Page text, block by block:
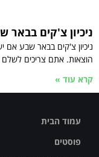
ניכיון צ'קים בבאר
ניכיון צ'קים בבאר שבע
הוצאות. אתם צריכים
קרא עוד »
עמוד הבית
פוסטים